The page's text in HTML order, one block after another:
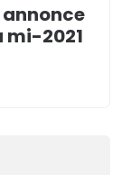
annonce
mi-2021